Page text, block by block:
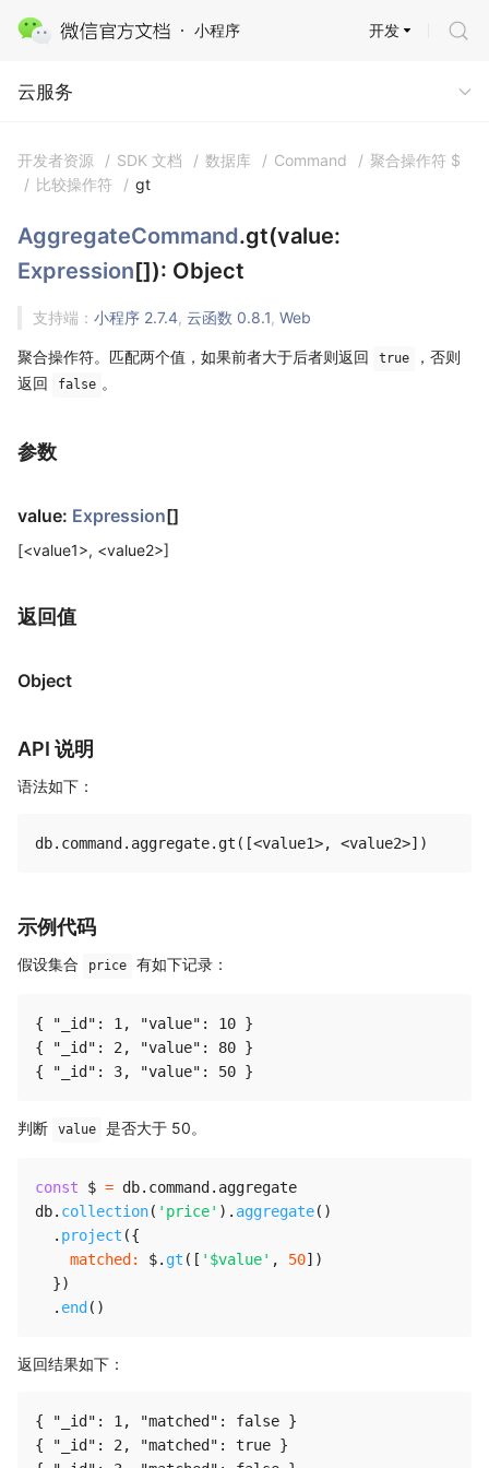
小程序
云服务
开发
云服务
开发者资源 / SDK 文档 / 数据库 / Command / 聚合操作符 $
/ 比较操作符 / gt
AggregateCommand.gt(value:
Expression[]): Object
支持端： 小程序 2.7.4, 云函数 0.8.1, Web
聚合操作符。匹配两个值，如果前者大于后者则返回 true
，否则
返回
false 。
参数
value: Expression[]
[<value1>, <value2>]
返回值
Object
API 说明
语法如下：
示例代码
假设集合 price 有如下记录：
{ "_id": 1, "value": 10 }
{ "_id": 2, "value": 80 }
判断 value 是否大于 50。
const $ = db. command . aggregate
db. collection( 'price' ) . aggregate( )
. project ({
matched : $. gt ( [ '$value' , 50] )
})
. end ( )
返回结果如下：
{ "_id": 1, "matched": false }
{ "_id": 2, "matched": true }